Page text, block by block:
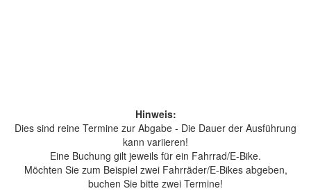
Hinweis:
Dies sind reine Termine zur Abgabe - Die Dauer der Ausführung
kann variieren!
Eine Buchung gilt jeweils für ein Fahrrad/E-Bike.
Möchten Sie zum Beispiel zwei Fahrräder/E-Bikes abgeben,
buchen Sie bitte zwei Termine!